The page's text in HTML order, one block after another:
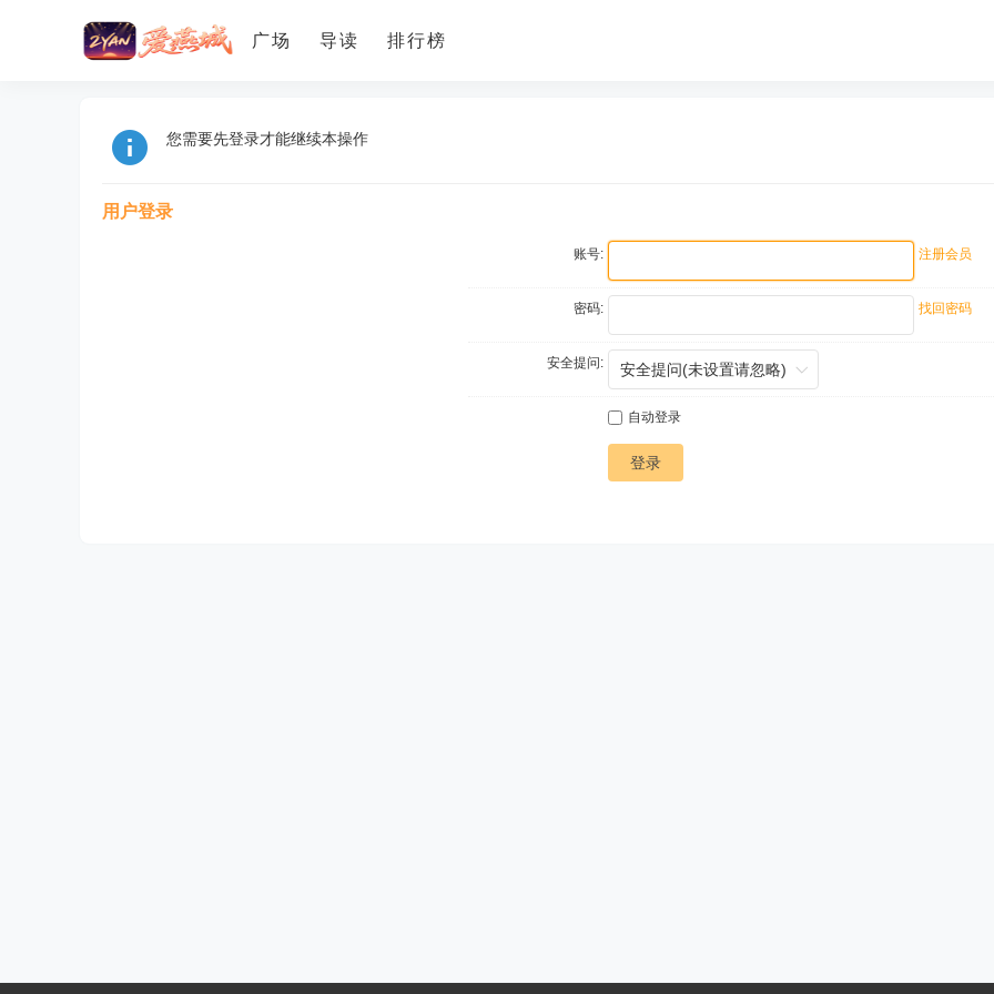
广场 导读 排行榜
您需要先登录才能继续本操作
用户登录
账号: 注册会员
密码: 找回密码
安全提问:
自动登录
登录